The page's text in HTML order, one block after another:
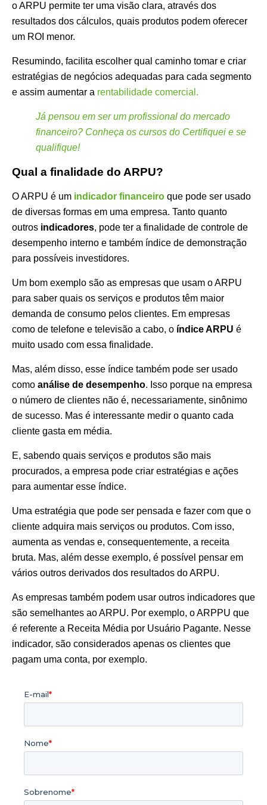
o ARPU permite ter uma visão clara, através dos
resultados dos cálculos, quais produtos podem oferecer
um ROI menor.
Resumindo, facilita escolher qual caminho tomar e criar
estratégias de negócios adequadas para cada segmento
e assim aumentar a rentabilidade comercial.
Já pensou em ser um profissional do mercado
financeiro? Conheça os cursos do Certifiquei e se
qualifique!
Qual a finalidade do ARPU?
O ARPU é um indicador financeiro que pode ser usado
de diversas formas em uma empresa. Tanto quanto
outros indicadores, pode ter a finalidade de controle de
desempenho interno e também índice de demonstração
para possíveis investidores.
Um bom exemplo são as empresas que usam o ARPU
para saber quais os serviços e produtos têm maior
demanda de consumo pelos clientes. Em empresas
como de telefone e televisão a cabo, o índice ARPU é
muito usado com essa finalidade.
Mas, além disso, esse índice também pode ser usado
como análise de desempenho. Isso porque na empresa
o número de clientes não é, necessariamente, sinônimo
de sucesso. Mas é interessante medir o quanto cada
cliente gasta em média.
E, sabendo quais serviços e produtos são mais
procurados, a empresa pode criar estratégias e ações
para aumentar esse índice.
Uma estratégia que pode ser pensada e fazer com que o
cliente adquira mais serviços ou produtos. Com isso,
aumenta as vendas e, consequentemente, a receita
bruta. Mas, além desse exemplo, é possível pensar em
vários outros derivados dos resultados do ARPU.
As empresas também podem usar outros indicadores que
são semelhantes ao ARPU. Por exemplo, o ARPPU que
é referente a Receita Média por Usuário Pagante. Nesse
indicador, são considerados apenas os clientes que
pagam uma conta, por exemplo.